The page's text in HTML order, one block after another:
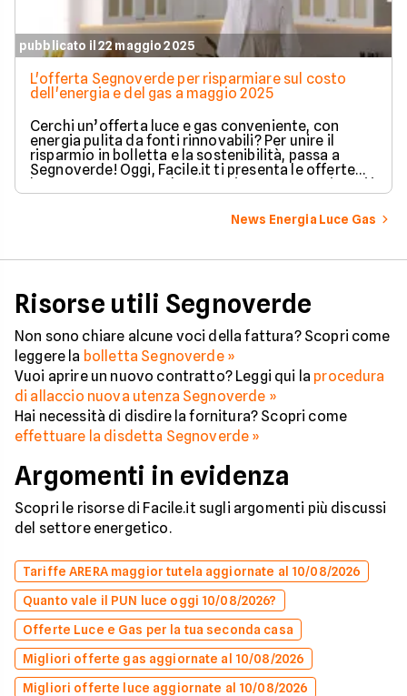
pubblicato il 22 maggio 2025
L'offerta Segnoverde per risparmiare sul costo
dell'energia e del gas a maggio 2025
Cerchi un’offerta luce e gas conveniente, con
energia pulita da fonti rinnovabili? Per unire il
risparmio in bolletta e la sostenibilità, passa a
Segnoverde! Oggi, Facile.it ti presenta le offerte
luce e gas Segnoverde a maggio 2025: scopri tutti i
vantaggi per la tua casa.
News Energia Luce Gas
Risorse utili Segnoverde
Non sono chiare alcune voci della fattura? Scopri come
leggere la bolletta Segnoverde »
Vuoi aprire un nuovo contratto? Leggi qui la procedura
di allaccio nuova utenza Segnoverde »
Hai necessità di disdire la fornitura? Scopri come
effettuare la disdetta Segnoverde »
Argomenti in evidenza
Scopri le risorse di Facile.it sugli argomenti più discussi
del settore energetico.
Tariffe ARERA maggior tutela aggiornate al 10/08/2026
Quanto vale il PUN luce oggi 10/08/2026?
Offerte Luce e Gas per la tua seconda casa
Migliori offerte gas aggiornate al 10/08/2026
Migliori offerte luce aggiornate al 10/08/2026